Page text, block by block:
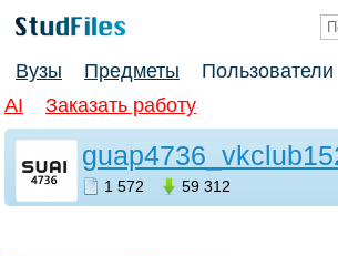
Вузы Предметы Пользователи
AI
Заказать работу
1 572 59 312